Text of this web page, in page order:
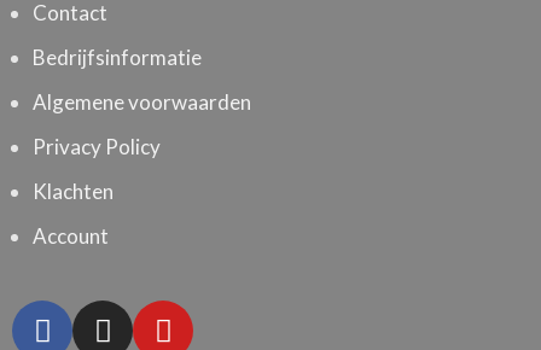
Contact
Bedrijfsinformatie
Algemene voorwaarden
Privacy Policy
Klachten
Account